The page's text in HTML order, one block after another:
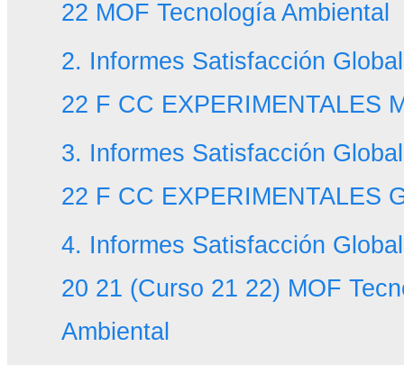
22 MOF Tecnología Ambiental
2. Informes Satisfacción
22 F CC EXPERIMENTALES
3. Informes Satisfacción
22 F CC EXPERIMENTALES
4. Informes Satisfacción
20 21 (Curso 21 22) MOF
Ambiental